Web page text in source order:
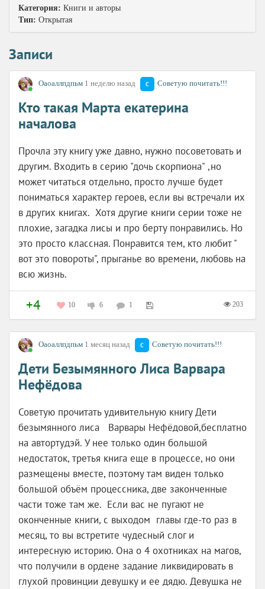
Категория: Книги и авторы
Тип: Открытая
Записи
Оаоаллпдпьм 1 неделю назад Советую почитать!!!
Кто такая Марта екатерина
началова
Прочла эту книгу уже давно, нужно посоветовать и
другим. Входить в серию "дочь скорпиона" ,но
может читаться отдельно, просто лучше будет
пониматься характер героев, если вы встречали их
в других книгах. Хотя другие книги серии тоже не
плохие, загадка лисы и про берту понравились. Но
это просто классная. Понравится тем, кто любит "
вот это повороты", прыганье во времени, любовь на
всю жизнь.
+4 10 6 1 203
Оаоаллпдпьм 1 месяц назад Советую почитать!!!
Дети Безымянного Лиса Варвара
Нефёдова
Советую прочитать удивительную книгу Дети
безымянного лиса Варвары Нефёдовой,бесплатно
на автортудэй. У нее только один большой
недостаток, третья книга еще в процессе, но они
размещены вместе, поэтому там виден только
большой объём процессника, две законченные
части тоже там же. Если вас не пугают не
оконченные книги, с выходом главы где-то раз в
месяц, то вы встретите чудесный слог и
интересную историю. Она о 4 охотниках на магов,
что получили в ордене задание ликвидировать в
глухой провинции девушку и ее дядю. Девушка не